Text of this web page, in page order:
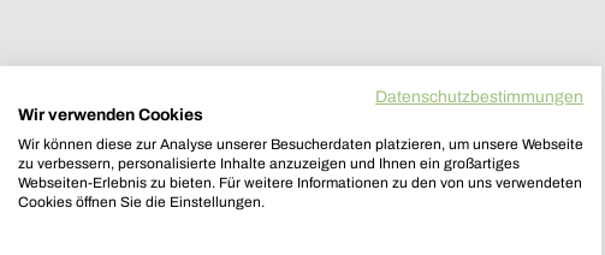
Datenschutzbestimmungen
Wir verwenden Cookies
Wir können diese zur Analyse unserer Besucherdaten platzieren, um unsere Webseite
zu verbessern, personalisierte Inhalte anzuzeigen und Ihnen ein großartiges
Webseiten-Erlebnis zu bieten. Für weitere Informationen zu den von uns verwendeten
Cookies öffnen Sie die Einstellungen.